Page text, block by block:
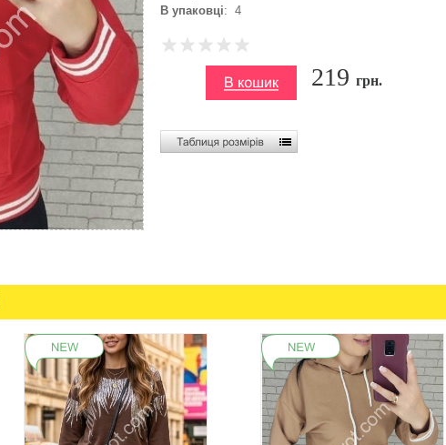
В упаковці: 4
219 грн.